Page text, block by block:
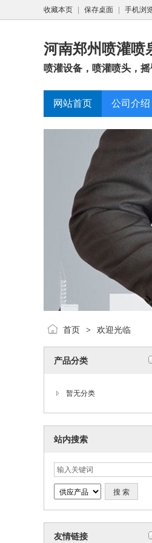
收藏本页 保存桌面 手机浏
河南郑州喷灌喷
喷灌设备，喷灌喷头，
网站首页 公司介绍
首页 > 欢迎光临
产品分类
暂无分类
站内搜索
友情链接